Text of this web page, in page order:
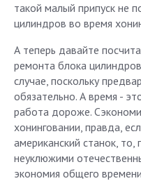
такой малый припуск не
цилиндров во время
А теперь давайте
ремонта блока
случае, поскольку
обязательно. А время -
работа дороже.
хонинговании, правда,
американский станок,
неуклюжими
экономия общего